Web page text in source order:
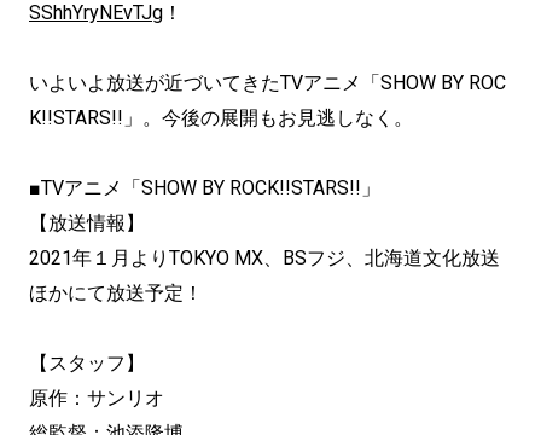
SShhYryNEvTJg ！
いよいよ放送が近づいてきたTVアニメ「SHOW BY ROC
K!!STARS!!」。今後の展開もお見逃しなく。
■TVアニメ「SHOW BY ROCK!!STARS!!」
【放送情報】
2021年１月よりTOKYO MX、BSフジ、北海道文化放送
ほかにて放送予定！
【スタッフ】
原作：サンリオ